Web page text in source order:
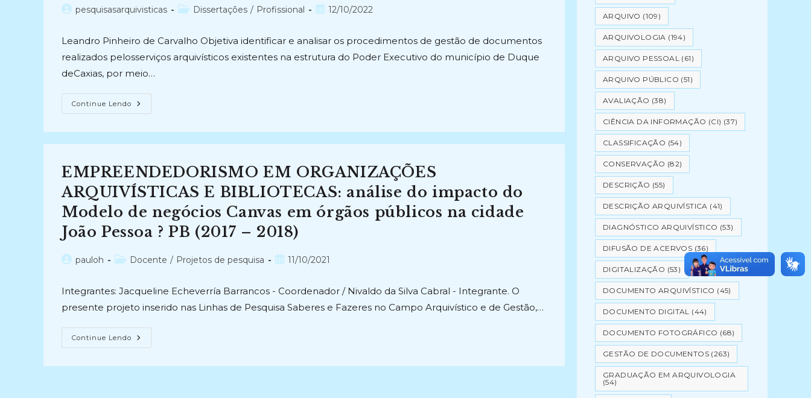
Autorpesquisasarquivisticas
Categoria
Dissertações / Profissional
Post12/10/2022
Leandro Pinheiro de Carvalho Objetiva identificar e analisar os procedimentos de gestão de documentos
realizados pelosserviços arquivísticos existentes na estrutura do Poder Executivo do município de Duque
deCaxias, por meio…
Continue Lendo DIAGNÓSTICO
DOS
PODER
MUNICÍPIO
DE
DUQUE
DE
CAXIAS
(2015)
EMPREENDEDORISMO EM ORGANIZAÇÕES
ARQUIVÍSTICAS E BIBLIOTECAS: análise do impacto do
Modelo de negócios Canvas em órgãos públicos na cidade
João Pessoa ? PB (2017 – 2018)
Autorpauloh
Categoria
Docente / Projetos de pesquisa
Post11/10/2021
Integrantes: Jacqueline Echeverría Barrancos - Coordenador / Nivaldo da Silva Cabral - Integrante. O
presente projeto inserido nas Linhas de Pesquisa Saberes e Fazeres no Campo Arquivístico e de Gestão,…
Continue Lendo EMPREENDEDORISMO
EM
ARQUIVO (109)
ARQUIVOLOGIA (194)
ARQUIVO PESSOAL (61)
ARQUIVO PÚBLICO (51)
AVALIAÇÃO (38)
CIÊNCIA DA INFORMAÇÃO (CI) (37)
CLASSIFICAÇÃO (54)
CONSERVAÇÃO (82)
DESCRIÇÃO (55)
DESCRIÇÃO ARQUIVÍSTICA (41)
DIAGNÓSTICO ARQUIVÍSTICO (53)
DIFUSÃO DE ACERVOS (36)
DIGITALIZAÇÃO (53)
DOCUMENTO ARQUIVÍSTICO (45)
DOCUMENTO DIGITAL (44)
DOCUMENTO FOTOGRÁFICO (68)
GESTÃO DE DOCUMENTOS (263)
GRADUAÇÃO EM ARQUIVOLOGIA
(54)